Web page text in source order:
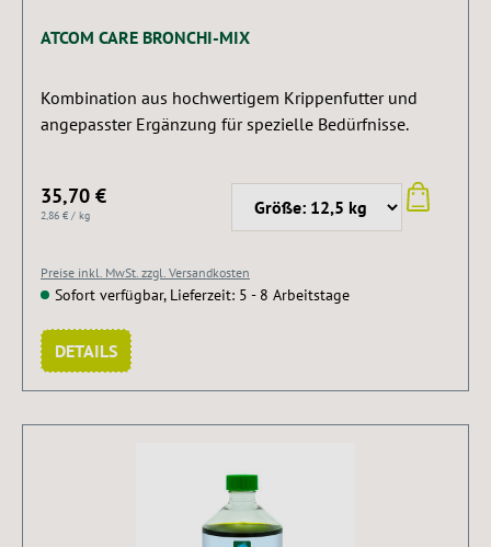
ATCOM CARE BRONCHI-MIX
Kombination aus hochwertigem Krippenfutter und
angepasster Ergänzung für spezielle Bedürfnisse.
35,70 €
2,86 € / kg
Preise inkl. MwSt. zzgl. Versandkosten
Sofort verfügbar, Lieferzeit: 5 - 8 Arbeitstage
DETAILS